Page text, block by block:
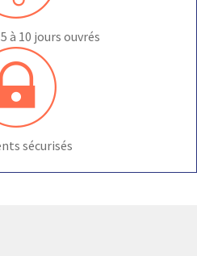
à 10 jours ouvrés
sécurisés